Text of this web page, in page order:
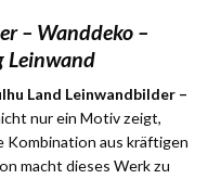
– Wanddeko –
Leinwand
Land Leinwandbilder –
nur ein Motiv zeigt,
Kombination aus kräftigen
macht dieses Werk zu